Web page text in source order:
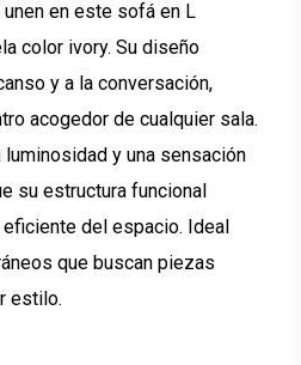
en este sofá en L
color ivory. Su diseño
y a la conversación,
acogedor de cualquier sala.
y una sensación
su estructura funcional
del espacio. Ideal
que buscan piezas
estilo.